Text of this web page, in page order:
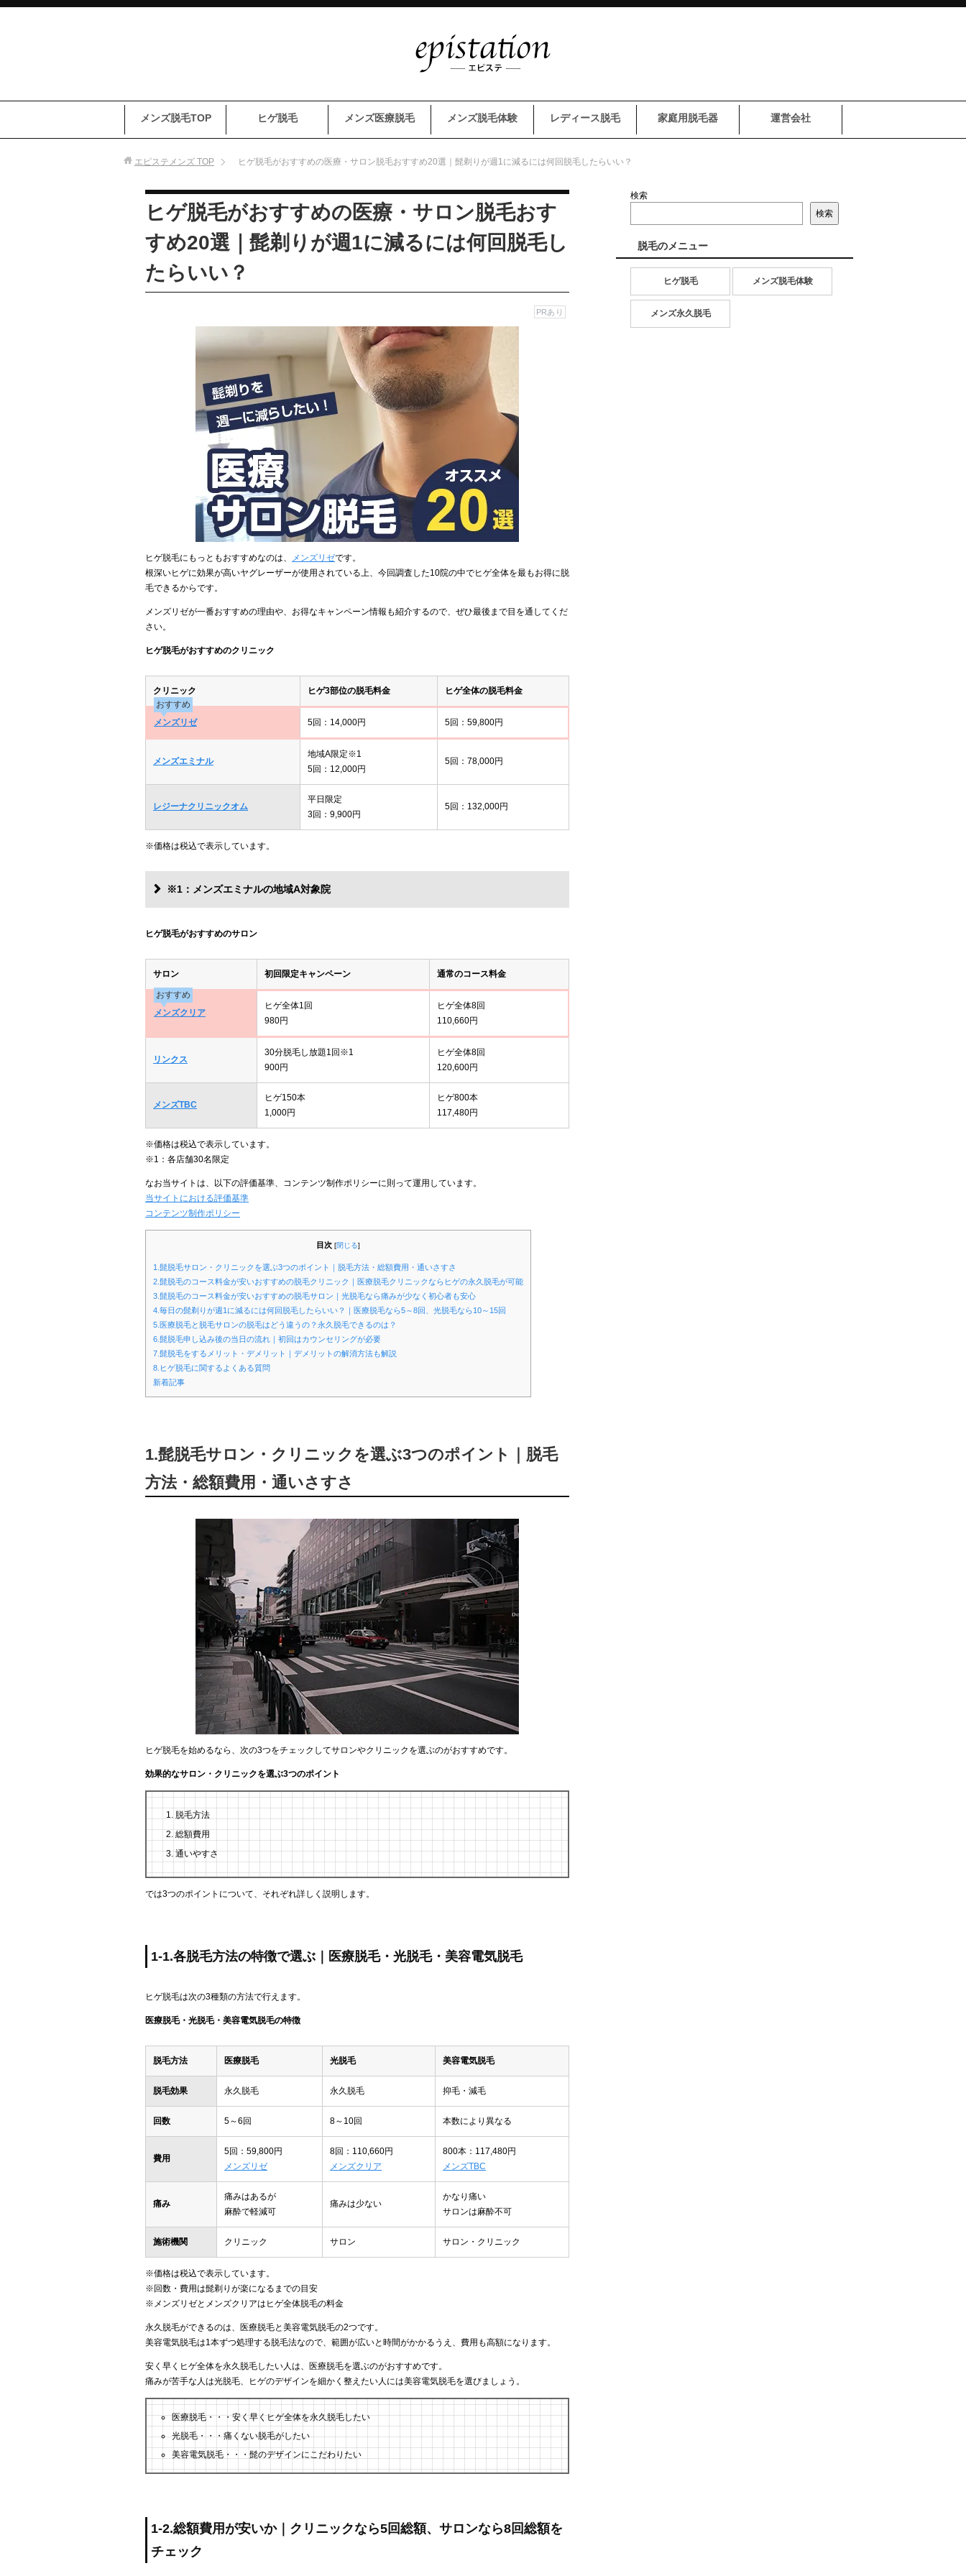
メンズ脱毛TOP ヒゲ脱毛 メンズ医療脱毛 メンズ脱毛体験 レディース脱毛 家庭用脱毛器 運営会社
エピステメンズ TOP ヒゲ脱毛がおすすめの医療・サロン脱毛おすすめ20選｜髭剃りが週1に減るには何回脱毛したらいい？
ヒゲ脱毛がおすすめの医療・サロン脱毛おす
すめ20選｜髭剃りが週1に減るには何回脱毛し
たらいい？
PRあり
ヒゲ脱毛にもっともおすすめなのは、 メンズリゼです。
根深いヒゲに効果が高いヤグレーザーが使用されている上、今回調査した10院の中でヒゲ全体を最もお得に脱
毛できるからです。
メンズリゼが一番おすすめの理由や、お得なキャンペーン情報も紹介するので、ぜひ最後まで目を通してくだ
さい。
ヒゲ脱毛がおすすめのクリニック
クリニック ヒゲ3部位の脱毛料金
ヒゲ全体の脱毛料金
おすすめ
メンズリゼ
5回：14,000円 5回：59,800円
メンズエミナル
地域A限定※1
5回：12,000円
5回：78,000円
レジーナクリニックオム
平日限定
3回：9,900円
5回：132,000円
※価格は税込で表示しています。
※1：メンズエミナルの地域A対象院
ヒゲ脱毛がおすすめのサロン
サロン 初回限定キャンペーン 通常のコース料金
おすすめ
メンズクリア
ヒゲ全体1回
980円
ヒゲ全体8回
110,660円
リンクス
30分脱毛し放題1回※1
900円
ヒゲ全体8回
120,600円
メンズTBC
ヒゲ150本
1,000円
ヒゲ800本
117,480円
※価格は税込で表示しています。
※1：各店舗30名限定
なお当サイトは、以下の評価基準、コンテンツ制作ポリシーに則って運用しています。
当サイトにおける評価基準
コンテンツ制作ポリシー
目次 [閉じる]
1.髭脱毛サロン・クリニックを選ぶ3つのポイント｜脱毛方法・総額費用・通いさすさ
2.髭脱毛のコース料金が安いおすすめの脱毛クリニック｜医療脱毛クリニックならヒゲの永久脱毛が可能
3.髭脱毛のコース料金が安いおすすめの脱毛サロン｜光脱毛なら痛みが少なく初心者も安心
4.毎日の髭剃りが週1に減るには何回脱毛したらいい？｜医療脱毛なら5～8回、光脱毛なら10～15回
5.医療脱毛と脱毛サロンの脱毛はどう違うの？永久脱毛できるのは？
6.髭脱毛申し込み後の当日の流れ｜初回はカウンセリングが必要
7.髭脱毛をするメリット・デメリット｜デメリットの解消方法も解説
8.ヒゲ脱毛に関するよくある質問
新着記事
1.髭脱毛サロン・クリニックを選ぶ3つのポイント｜脱毛
方法・総額費用・通いさすさ
ヒゲ脱毛を始めるなら、次の3つをチェックしてサロンやクリニックを選ぶのがおすすめです。
効果的なサロン・クリニックを選ぶ3つのポイント
脱毛方法
総額費用
通いやすさ
では3つのポイントについて、それぞれ詳しく説明します。
1-1.各脱毛方法の特徴で選ぶ｜医療脱毛・光脱毛・美容電気脱毛
ヒゲ脱毛は次の3種類の方法で行えます。
医療脱毛・光脱毛・美容電気脱毛の特徴
脱毛方法 医療脱毛 光脱毛 美容電気脱毛
脱毛効果 永久脱毛 永久脱毛 抑毛・減毛
回数 5～6回 8～10回 本数により異なる
費用
5回：59,800円
メンズリゼ
8回：110,660円
メンズクリア
800本：117,480円
メンズTBC
痛み
痛みはあるが
麻酔で軽減可
痛みは少ない
かなり痛い
サロンは麻酔不可
施術機関 クリニック サロン サロン・クリニック
※価格は税込で表示しています。
※回数・費用は髭剃りが楽になるまでの目安
※メンズリゼとメンズクリアはヒゲ全体脱毛の料金
永久脱毛ができるのは、医療脱毛と美容電気脱毛の2つです。
美容電気脱毛は1本ずつ処理する脱毛法なので、範囲が広いと時間がかかるうえ、費用も高額になります。
安く早くヒゲ全体を永久脱毛したい人は、医療脱毛を選ぶのがおすすめです。
痛みが苦手な人は光脱毛、ヒゲのデザインを細かく整えたい人には美容電気脱毛を選びましょう。
医療脱毛・・・安く早くヒゲ全体を永久脱毛したい
光脱毛・・・痛くない脱毛がしたい
美容電気脱毛・・・髭のデザインにこだわりたい
1-2.総額費用が安いか｜クリニックなら5回総額、サロンなら8回総額を
チェック
検索
検索
脱毛のメニュー
ヒゲ脱毛 メンズ脱毛体験
メンズ永久脱毛